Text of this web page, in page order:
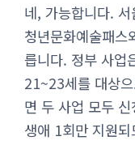
네, 가능합니다.
청년문화예술패
릅니다. 정부 사업
21~23세를 대상
면 두 사업 모두
생애 1회만 지원